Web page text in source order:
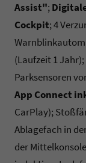
Assist";
Cockpit; 4
(Laufzeit 1
Parksensoren
App Connect
CarPlay);
Ablagefach in
der